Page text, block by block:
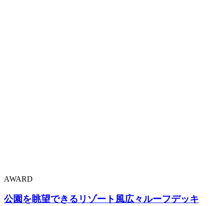
AWARD
公園を眺望できるリゾート風広々ルーフデッキ